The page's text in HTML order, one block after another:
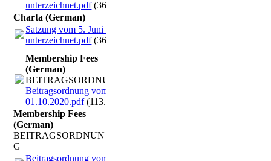
unterzeichnet.pdf(369.02KB)
Charta (German)
Satzung vom 5. Juni 2023 -
unterzeichnet.pdf(369.02KB)
Membership Fees
(German)
BEITRAGSORDNUNG
Beitragsordnung vom
01.10.2020.pdf(113.83KB)
Membership Fees
(German)
BEITRAGSORDNUN
G
Beitragsordnung vom